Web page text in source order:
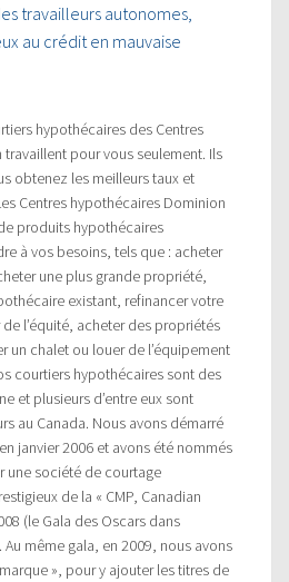
travailleurs autonomes,
au crédit en mauvaise
hypothécaires des Centres
pour vous seulement. Ils
obtenez les meilleurs taux et
Centres hypothécaires Dominion
produits hypothécaires
à vos besoins, tels que : acheter
une plus grande propriété,
existant, refinancer votre
l’équité, acheter des propriétés
un chalet ou louer de l’équipement
courtiers hypothécaires sont des
et plusieurs d’entre eux sont
au Canada. Nous avons démarré
janvier 2006 et avons été nommés
une société de courtage
de la « CMP, Canadian
(le Gala des Oscars dans
même gala, en 2009, nous avons
», pour y ajouter les titres de